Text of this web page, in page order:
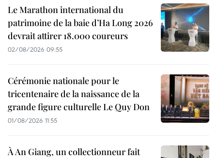
Le Marathon international du
patrimoine de la baie d’Ha Long 2026
devrait attirer 18.000 coureurs
02/08/2026 09:55
Cérémonie nationale pour le
tricentenaire de la naissance de la
grande figure culturelle Le Quy Don
01/08/2026 11:55
À An Giang, un collectionneur fait